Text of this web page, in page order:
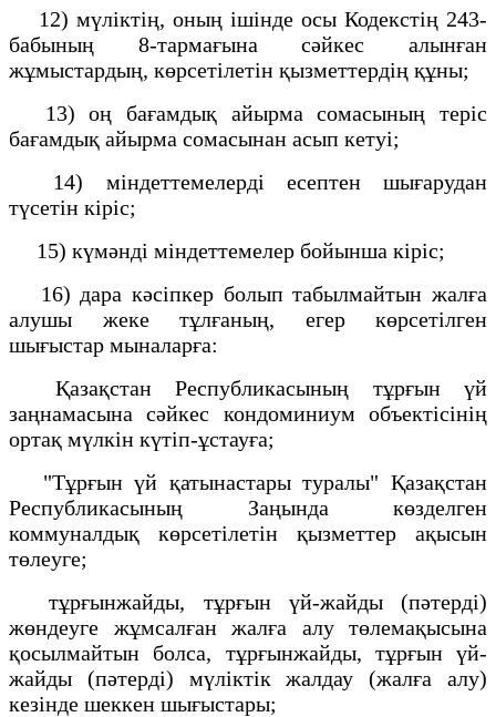
12) мүліктің, оның ішінде осы Кодекстің 243-
бабының 8-тармағына сәйкес алынған
жұмыстардың, көрсетілетін қызметтердің құны;
13) оң бағамдық айырма сомасының теріс
бағамдық айырма сомасынан асып кетуі;
14) міндеттемелерді есептен шығарудан
түсетін кіріс;
15) күмәнді міндеттемелер бойынша кіріс;
16) дара кәсіпкер болып табылмайтын жалға
алушы жеке тұлғаның, егер көрсетілген
шығыстар мыналарға:
Қазақстан Республикасының тұрғын үй
заңнамасына сәйкес кондоминиум объектісінің
ортақ мүлкін күтіп-ұстауға;
"Тұрғын үй қатынастары туралы" Қазақстан
Республикасының Заңында көзделген
коммуналдық көрсетілетін қызметтер ақысын
төлеуге;
тұрғынжайды, тұрғын үй-жайды (пәтерді)
жөндеуге жұмсалған жалға алу төлемақысына
қосылмайтын болса, тұрғынжайды, тұрғын үй-
жайды (пәтерді) мүліктік жалдау (жалға алу)
кезінде шеккен шығыстары;